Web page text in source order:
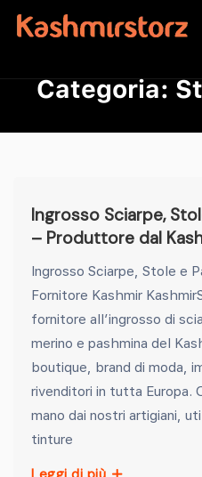
Categoria:
Ingrosso Sciarpe,
– Produttore dal
Ingrosso Sciarpe, Stole e
Fornitore Kashmir
fornitore all’ingrosso di
merino e pashmina del
boutique, brand di moda,
rivenditori in tutta Europa.
mano dai nostri artigiani,
tinture